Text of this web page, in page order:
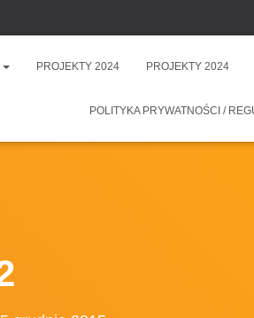
PROJEKTY 2024 PROJEKTY 2024
POLITYKA PRYWATNOŚCI /